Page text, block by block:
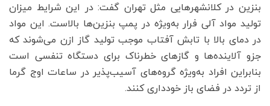
بنزین در کلانشهرهایی مثل تهران گفت: در این شرایط میزان
تولید مواد آلی فرار به‌ویژه در پمپ بنزین‌ها بالاست. این مواد
در دمای بالا با تابش آفتاب موجب تولید گاز ازن می‌شوند که
جزو آلاینده‌ها و گازهای خطرناک برای دستگاه تنفسی است
بنابراین افراد به‌ویژه گروه‌های آسیب‌پذیر در ساعات اوج گرما
از تردد در فضای باز خودداری کنند.